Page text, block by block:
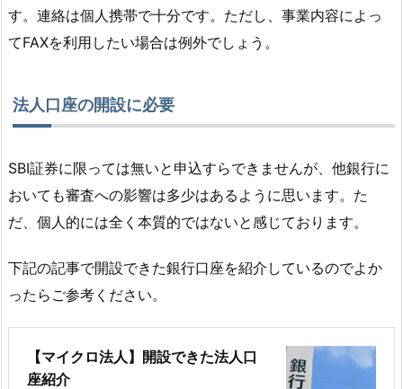
す。連絡は個人携帯で十分です。ただし、事業内容によっ
てFAXを利用したい場合は例外でしょう。
法人口座の開設に必要
SBI証券に限っては無いと申込すらできませんが、他銀行に
おいても審査への影響は多少はあるように思います。た
だ、個人的には全く本質的ではないと感じております。
下記の記事で開設できた銀行口座を紹介しているのでよか
ったらご参考ください。
【マイクロ法人】開設できた法人口
座紹介